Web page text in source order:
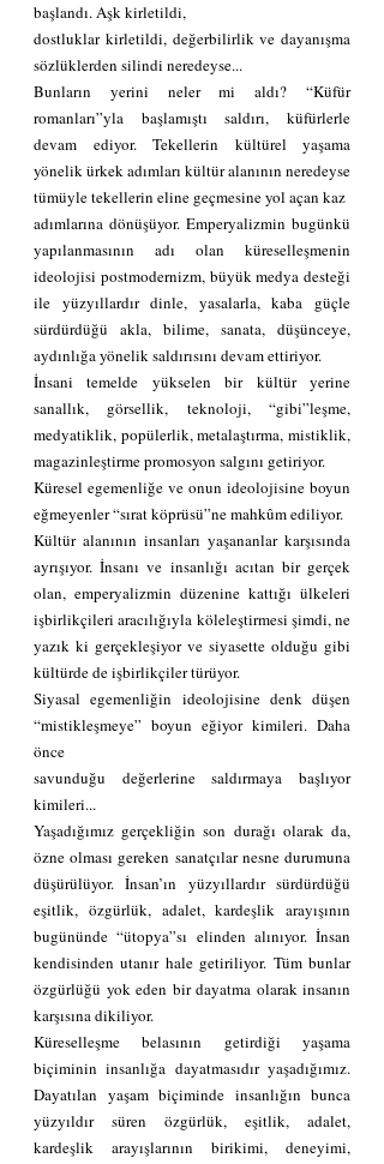
başlandı. Aşk kirletildi,
dostluklar kirletildi, değerbilirlik ve dayanışma
sözlüklerden silindi neredeyse...
Bunların yerini neler mi aldı? “Küfür
romanları”yla başlamıştı saldırı, küfürlerle
devam ediyor. Tekellerin kültürel yaşama
yönelik ürkek adımları kültür alanının neredeyse
tümüyle tekellerin eline geçmesine yol açan kaz
adımlarına dönüşüyor. Emperyalizmin bugünkü
yapılanmasının adı olan küreselleşmenin
ideolojisi postmodernizm, büyük medya desteği
ile yüzyıllardır dinle, yasalarla, kaba güçle
sürdürdüğü akla, bilime, sanata, düşünceye,
aydınlığa yönelik saldırısını devam ettiriyor.
İnsani temelde yükselen bir kültür yerine
sanallık, görsellik, teknoloji, “gibi”leşme,
medyatiklik, popülerlik, metalaştırma, mistiklik,
magazinleştirme promosyon salgını getiriyor.
Küresel egemenliğe ve onun ideolojisine boyun
eğmeyenler “sırat köprüsü”ne mahkûm ediliyor.
Kültür alanının insanları yaşananlar karşısında
ayrışıyor. İnsanı ve insanlığı acıtan bir gerçek
olan, emperyalizmin düzenine kattığı ülkeleri
işbirlikçileri aracılığıyla köleleştirmesi şimdi, ne
yazık ki gerçekleşiyor ve siyasette olduğu gibi
kültürde de işbirlikçiler türüyor.
Siyasal egemenliğin ideolojisine denk düşen
“mistikleşmeye” boyun eğiyor kimileri. Daha
önce
savunduğu değerlerine saldırmaya başlıyor
kimileri...
Yaşadığımız gerçekliğin son durağı olarak da,
özne olması gereken sanatçılar nesne durumuna
düşürülüyor. İnsan’ın yüzyıllardır sürdürdüğü
eşitlik, özgürlük, adalet, kardeşlik arayışının
bugününde “ütopya”sı elinden alınıyor. İnsan
kendisinden utanır hale getiriliyor. Tüm bunlar
özgürlüğü yok eden bir dayatma olarak insanın
karşısına dikiliyor.
Küreselleşme belasının getirdiği yaşama
biçiminin insanlığa dayatmasıdır yaşadığımız.
Dayatılan yaşam biçiminde insanlığın bunca
yüzyıldır süren özgürlük, eşitlik, adalet,
kardeşlik arayışlarının birikimi, deneyimi,